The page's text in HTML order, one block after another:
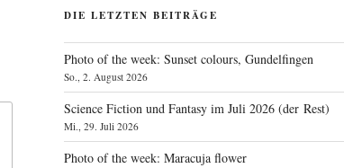
DIE LETZTEN BEITRÄGE
Photo of the week: Sunset colours, Gundelfingen
So., 2. August 2026
Science Fiction und Fantasy im Juli 2026 (der Rest)
Mi., 29. Juli 2026
Photo of the week: Maracuja flower